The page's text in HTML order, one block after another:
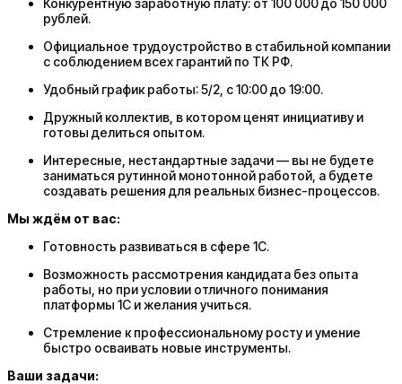
рублей.
Официальное трудоустройство в стабильной компании
с соблюдением всех гарантий по ТК РФ.
Удобный график работы: 5/2, с 10:00 до 19:00.
Дружный коллектив, в котором ценят инициативу и
готовы делиться опытом.
Интересные, нестандартные задачи — вы не будете
заниматься рутинной монотонной работой, а будете
создавать решения для реальных бизнес-процессов.
Мы ждём от вас:
Готовность развиваться в сфере 1С.
Возможность рассмотрения кандидата без опыта
работы, но при условии отличного понимания
платформы 1С и желания учиться.
Стремление к профессиональному росту и умение
быстро осваивать новые инструменты.
Ваши задачи: